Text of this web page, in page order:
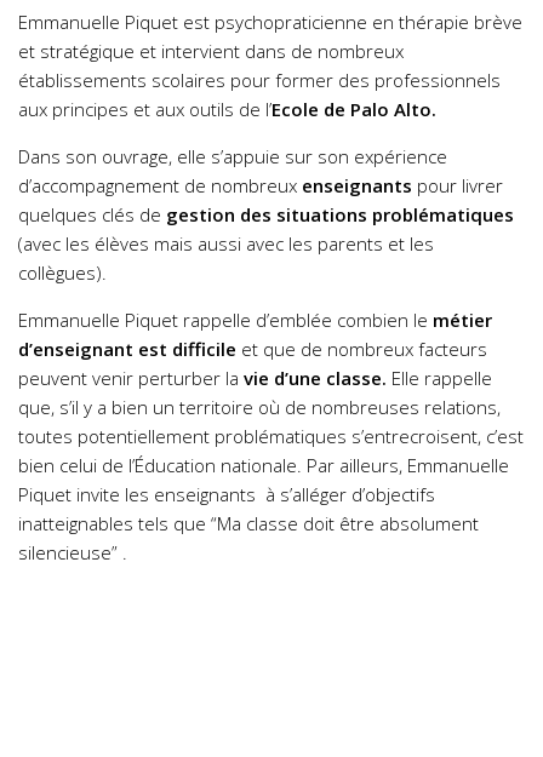
Emmanuelle Piquet est psychopraticienne en thérapie brève
et stratégique et intervient dans de nombreux
établissements scolaires pour former des professionnels
aux principes et aux outils de l’Ecole de Palo Alto.
Dans son ouvrage, elle s’appuie sur son expérience
d’accompagnement de nombreux enseignants pour livrer
quelques clés de gestion des situations problématiques
(avec les élèves mais aussi avec les parents et les
collègues).
Emmanuelle Piquet rappelle d’emblée combien le métier
d’enseignant est difficile et que de nombreux facteurs
peuvent venir perturber la vie d’une classe. Elle rappelle
que, s’il y a bien un territoire où de nombreuses relations,
toutes potentiellement problématiques s’entrecroisent, c’est
bien celui de l’Éducation nationale. Par ailleurs, Emmanuelle
Piquet invite les enseignants à s’alléger d’objectifs
inatteignables tels que “Ma classe doit être absolument
silencieuse” .